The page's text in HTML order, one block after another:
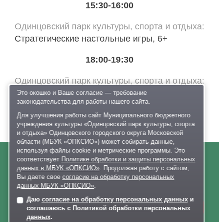
15:30-16:00
Одинцовский парк культуры, спорта и отдыха
Стратегические настольные игры, 6+
18:00-19:30
Одинцовский парк культуры, спорта и отдыха
Музыкальный мастер-класс от творческой
лаборатории Веты Гулливер, 6+
О нас
Документы
Онлайн-
запись
Это окошко и Ваше согласие — требование
законодательства для работы нашего сайта.
Для улучшения работы сайт Муниципального бюджетного
учреждения культуры «Одинцовский парк культуры, спорта
и отдыха» Одинцовского городского округа Московской
области (МБУК «ОПКСИО») может собирать данные,
используя файлы cookie и метрические программы. Это
соответствует Политике обработки и защиты персональных
данных в МБУК «ОПКСИО». Продолжая работу с сайтом,
Вы даете своесогласие на обработку персональных
данных МБУК «ОПКСИО».
Даю согласие на обработку персональных данныхи
соглашаюсь с Политикой обработки персональных
данных.